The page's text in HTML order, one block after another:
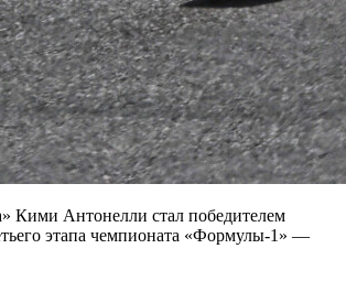
Кими Антонелли стал победителем
этапа чемпионата «Формулы‑1» —